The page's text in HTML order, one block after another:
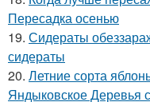
Пересадка осенью
19. Сидераты
сидераты
20. Летние сорта
Яндыковское Деревья